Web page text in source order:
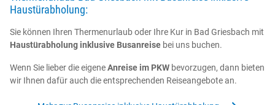
Haustürabholung:
Sie können Ihren Thermenurlaub oder Ihre Kur in Bad Griesbach mit
Haustürabholung inklusive Busanreise bei uns buchen.
Wenn Sie lieber die eigeneAnreise im PKW bevorzugen, dann bieten
wir Ihnen dafür auch die entsprechenden Reiseangebote an.